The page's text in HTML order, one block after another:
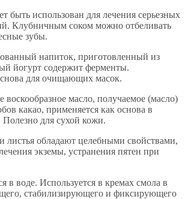
быть использован для лечения серьезных
Клубничным соком можно отбеливать
зубы.
напиток, приготовленный из
йогурт содержит ферменты.
для очищающих масок.
воскообразное масло, получаемое (масло)
какао, применяется как основа в
для сухой кожи.
листья обладают целебными свойствами,
экземы, устранения пятен при
в воде. Используется в кремах смола в
стабилизирующего и фиксирующего